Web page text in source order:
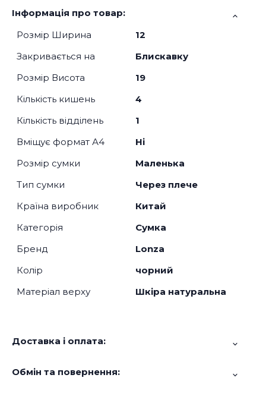
Інформація про товар:
Розмір Ширина
12
Закривається на
Блискавку
Розмір Висота
19
Кількість кишень
4
Кількість відділень
1
Вміщує формат А4
Ні
Розмір сумки
Маленька
Тип сумки
Через плече
Країна виробник
Китай
Категорія
Сумка
Бренд
Lonza
Колір
чорний
Матеріал верху
Шкіра натуральна
Доставка і оплата:
Обмін та повернення: